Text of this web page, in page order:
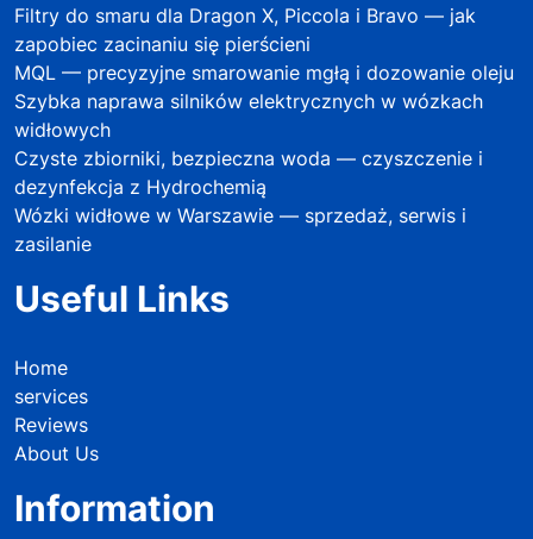
Filtry do smaru dla Dragon X, Piccola i Bravo — jak
zapobiec zacinaniu się pierścieni
MQL — precyzyjne smarowanie mgłą i dozowanie oleju
Szybka naprawa silników elektrycznych w wózkach
widłowych
Czyste zbiorniki, bezpieczna woda — czyszczenie i
dezynfekcja z Hydrochemią
Wózki widłowe w Warszawie — sprzedaż, serwis i
zasilanie
Useful Links
Home
services
Reviews
About Us
Information